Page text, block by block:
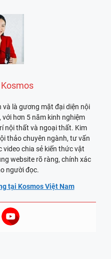
và là gương mặt đại diện nội
hơn 5 năm kinh nghiệm
nội thất và ngoại thất. Kim
thảo chuyên ngành, tư vấn
video chia sẻ kiến thức vật
website rõ ràng, chính xác
người đọc.
tại Kosmos Việt Nam